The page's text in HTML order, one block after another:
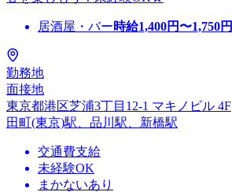
居酒屋・バー時給1,400円〜1,750円
勤務地
面接地
東京都港区芝浦3丁目12-1 マキノビル 4F
田町(東京)駅、品川駅、新橋駅
交通費支給
未経験OK
まかないあり